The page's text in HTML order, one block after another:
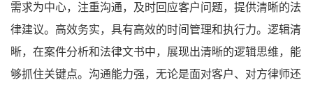
需求为中心，注重沟通，及时回应客户问题，提供清晰的法
律建议。高效务实，具有高效的时间管理和执行力。逻辑清
晰，在案件分析和法律文书中，展现出清晰的逻辑思维，能
够抓住关键点。沟通能力强，无论是面对客户、对方律师还